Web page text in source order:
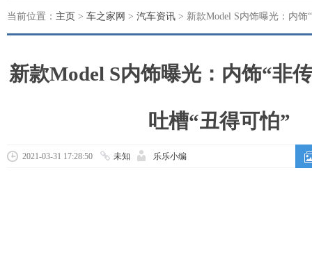
当前位置： 主页 > 车之家网 > 汽车资讯 > 新款Model S内饰曝光：内饰
新款Model S内饰曝光：内饰“非
吐槽“丑得可怕”
2021-03-31 17:28:50 未知 乐乐小编